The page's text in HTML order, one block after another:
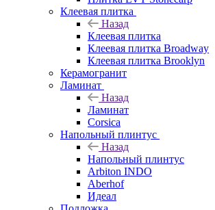
Клеевая плитка
Назад
Клеевая плитка
Клеевая плитка Broadway
Клеевая плитка Brooklyn
Керамогранит
Ламинат
Назад
Ламинат
Corsica
Напольный плинтус
Назад
Напольный плинтус
Arbiton INDO
Aberhof
Идеал